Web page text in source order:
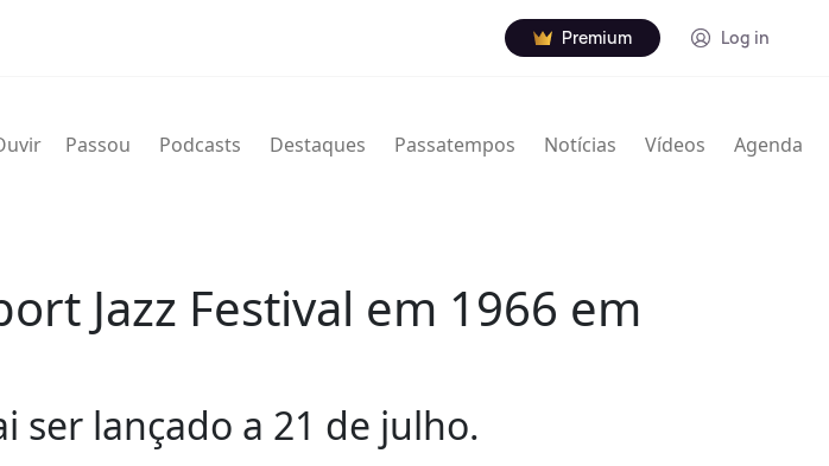
Premium Log in
Passou Podcasts Destaques Passatempos Notícias Vídeos Agenda
Jazz Festival em 1966 em
ser lançado a 21 de julho.